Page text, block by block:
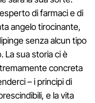
di farmaci e di
angelo tirocinante,
senza alcun tipo
La sua storia ci è
concreta
– i principi di
e la vita